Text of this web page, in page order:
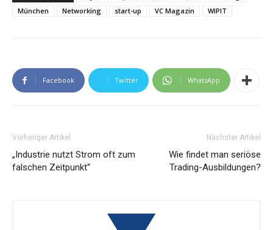
München
Networking start-up VC Magazin WIPIT
Facebook Twitter WhatsApp
Vorheriger Artikel
„Industrie nutzt Strom oft zum
falschen Zeitpunkt“
Nächster Artikel
Wie findet man seriöse
Trading-Ausbildungen?